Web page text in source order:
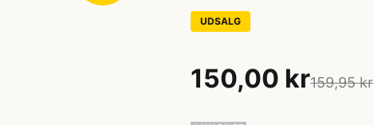
UDSALG
150,00 kr159,95 kr